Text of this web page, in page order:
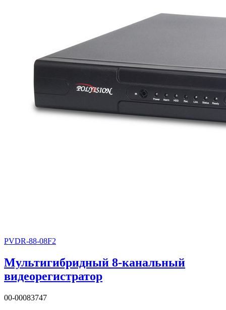
PVDR-88-08F2
Мультигибридный 8-канальный
видеорегистратор
00-00083747